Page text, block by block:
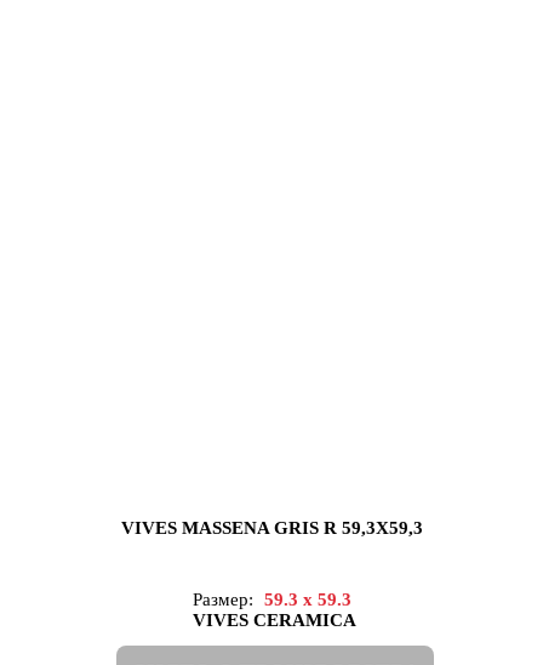
VIVES MASSENA GRIS R 59,3X59,3
Размер:
59.3 x 59.3
VIVES CERAMICA